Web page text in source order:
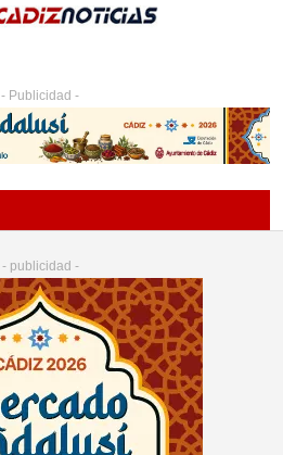
- Publicidad -
- publicidad -